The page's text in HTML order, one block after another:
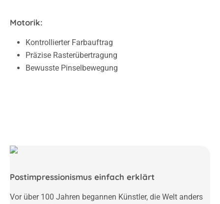
Motorik:
Kontrollierter Farbauftrag
Präzise Rasterübertragung
Bewusste Pinselbewegung
Postimpressionismus einfach erklärt
Vor über 100 Jahren begannen Künstler, die Welt anders